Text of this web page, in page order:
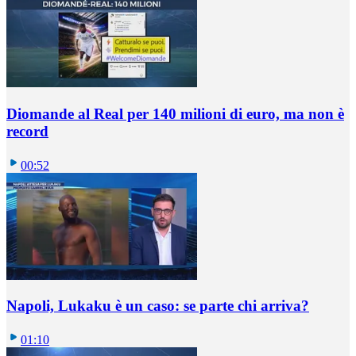
Diomande al Real per 140 milioni di euro, ma non è
record
00:52
Napoli, Lukaku è un caso: se parte chi arriva?
01:10